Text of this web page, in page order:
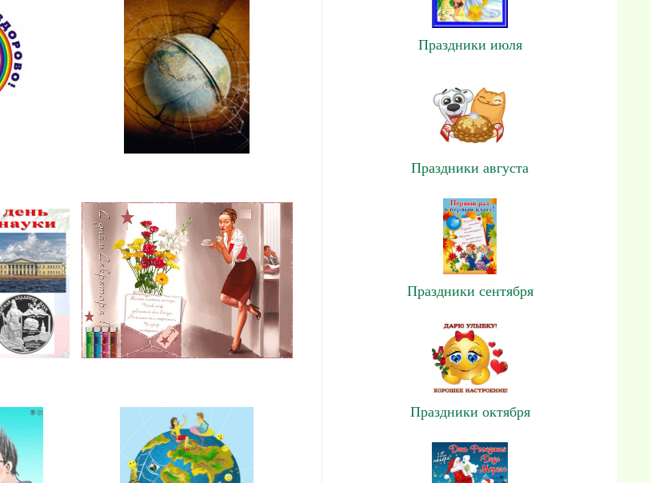
Праздники июля
Праздники августа
Праздники сентября
Праздники октября